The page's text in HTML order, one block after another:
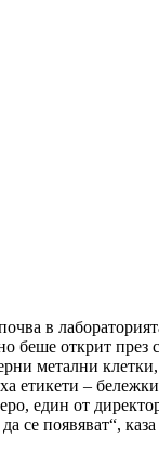
в
беше открит през
метални
–
един от
се появяват“,